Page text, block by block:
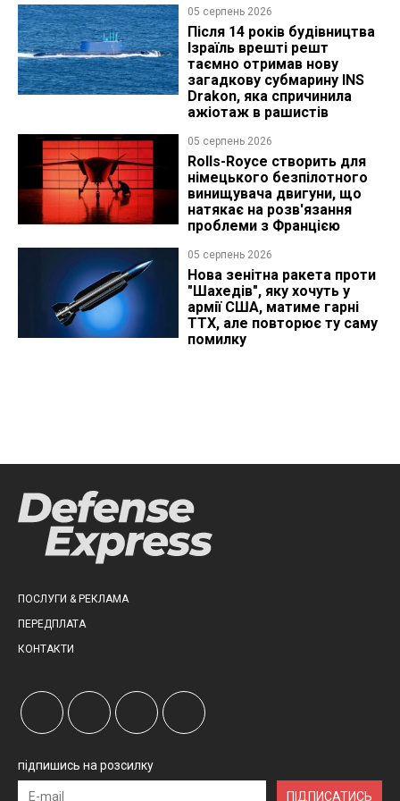
05 серпень 2026
Після 14 років будівництва
Ізраїль врешті решт
таємно отримав нову
загадкову субмарину INS
Drakon, яка спричинила
ажіотаж в рашистів
05 серпень 2026
Rolls-Royce створить для
німецького безпілотного
винищувача двигуни, що
натякає на розв'язання
проблеми з Францією
05 серпень 2026
Нова зенітна ракета проти
"Шахедів", яку хочуть у
армії США, матиме гарні
ТТХ, але повторює ту саму
помилку
ПОСЛУГИ & РЕКЛАМА
ПЕРЕДПЛАТА
КОНТАКТИ
підпишись на розсилку
ПІДПИСАТИСЬ